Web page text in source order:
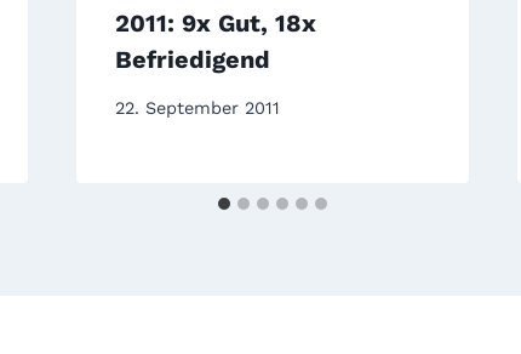
2011: 9x Gut, 18x
Befriedigend
22. September 2011